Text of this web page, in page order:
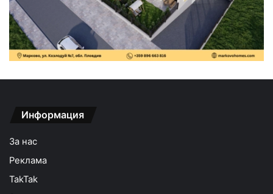
Информация
За нас
Реклама
TakTak